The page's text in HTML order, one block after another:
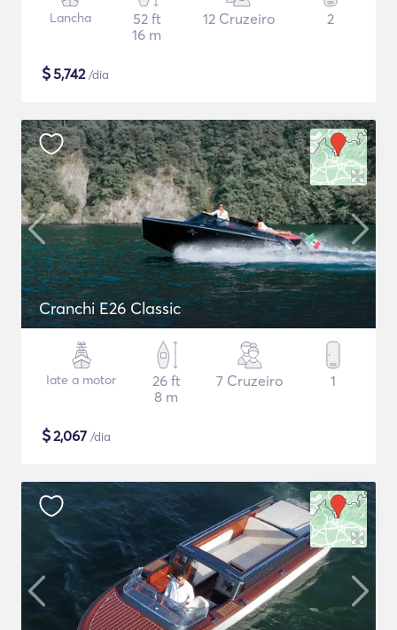
Lancha
52 ft
16 m
12 Cruzeiro 2
$5,742/dia
Cranchi E26 Classic
Iate a motor
26 ft
8 m
7 Cruzeiro 1
$2,067 /dia